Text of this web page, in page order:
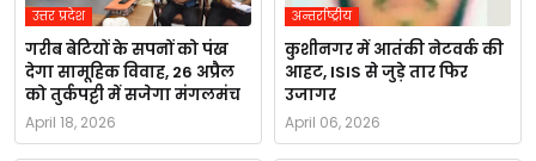
उत्तर प्रदेश
गरीब बेटियों के सपनों को पंख
देगा सामूहिक विवाह, 26 अप्रैल
को तुर्कपट्टी में सजेगा मंगलमंच
April 18, 2026
अन्तर्राष्ट्रीय
कुशीनगर में आतंकी नेटवर्क की
आहट, ISIS से जुड़े तार फिर
उजागर
April 06, 2026